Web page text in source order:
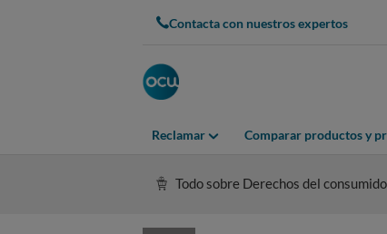
Contacta con nuestros expertos
Reclamar Comparar productos y
Todo sobre Derechos del